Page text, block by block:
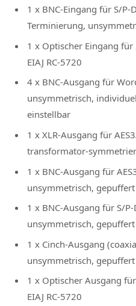
1 x BNC-Eingang für S/P-
Terminierung,
1 x Optischer Eingang für
EIAJ RC-5720
4 x BNC-Ausgang für
unsymmetrisch,
einstellbar
1 x XLR-Ausgang für
transformator-
1 x BNC-Ausgang für
unsymmetrisch, gepuffert
1 x BNC-Ausgang für S/
unsymmetrisch, gepuffert
1 x Cinch-Ausgang
unsymmetrisch, gepuffert
1 x Optischer Ausgang
EIAJ RC-5720